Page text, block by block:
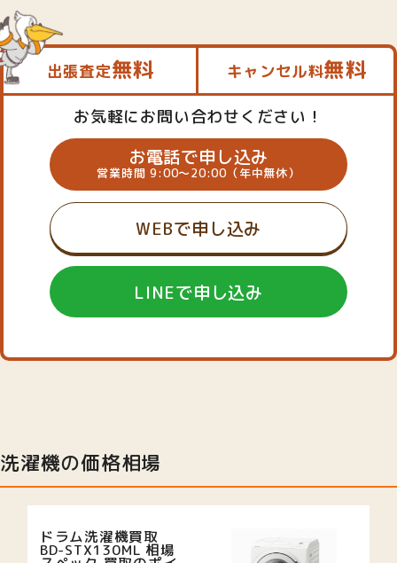
出張査定無料 キャンセル料無料
お気軽にお問い合わせください！
お電話で申し込み
営業時間 9:00～20:00（年中無休）
WEBで申し込み
LINEで申し込み
洗濯機の価格相場
ドラム洗濯機買取
BD-STX130ML 相場